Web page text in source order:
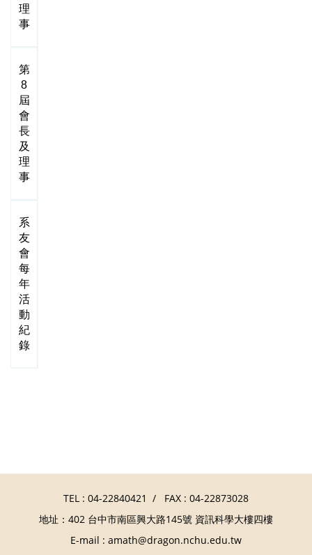
理
事
第
8
屆
會
長
及
理
事
系
友
會
每
年
活
動
紀
錄
TEL : 04-22840421 / FAX : 04-22873028
地址：402 台中市南區興大路145號 資訊科學大樓四樓
E-mail : amath@dragon.nchu.edu.tw